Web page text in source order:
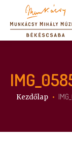
Itt vagy:
Kezdőlap